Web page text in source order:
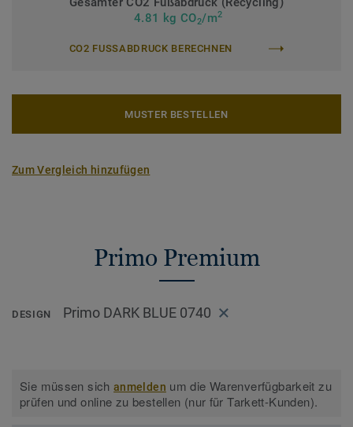
4.81 kg CO2/m2
CO2 FUSSABDRUCK BERECHNEN
MUSTER BESTELLEN
Zum Vergleich hinzufügen
Primo Premium
DESIGN Primo DARK BLUE 0740
Sie müssen sichanmelden um die Warenverfügbarkeit zu
prüfen und online zu bestellen (nur für Tarkett-Kunden).